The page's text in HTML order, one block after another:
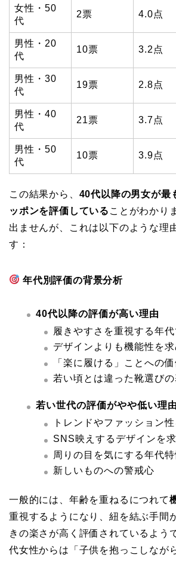
女性・50
代
2票 4.0点
男性・20
代
10票 3.2点
男性・30
代
19票 2.8点
男性・40
代
21票 3.7点
男性・50
代
10票 3.9点
この結果から、 40代以降の男女が最
ッポンを評価している ことがわかり
出ませんが、これは以下のような理
す：
年代別評価の背景分析
40代以降の評価が高い理由
履きやすさを重視する年
デザインよりも機能性を
「楽に履ける」ことへの
若い頃とは違った靴選び
若い世代の評価がやや低い理由
トレンドやファッション
SNS映えするデザインを
周りの目を気にする年代特
新しいものへの警戒心
一般的には、年齢を重ねるにつれて
重視するようになり、紐を結ぶ手間
きの楽さが高く評価されているよう
代女性からは「子供を抱っこしなが